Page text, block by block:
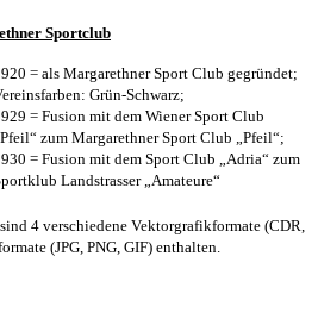
Sportclub
= als Margarethner Sport Club gegründet;
Grün-Schwarz;
= Fusion mit dem Wiener Sport Club
„Pfeil“ zum Margarethner Sport Club „Pfeil“;
= Fusion mit dem Sport Club „Adria“ zum
Landstrasser „Amateure“
4 verschiedene Vektorgrafikformate (CDR,
(JPG, PNG, GIF) enthalten.